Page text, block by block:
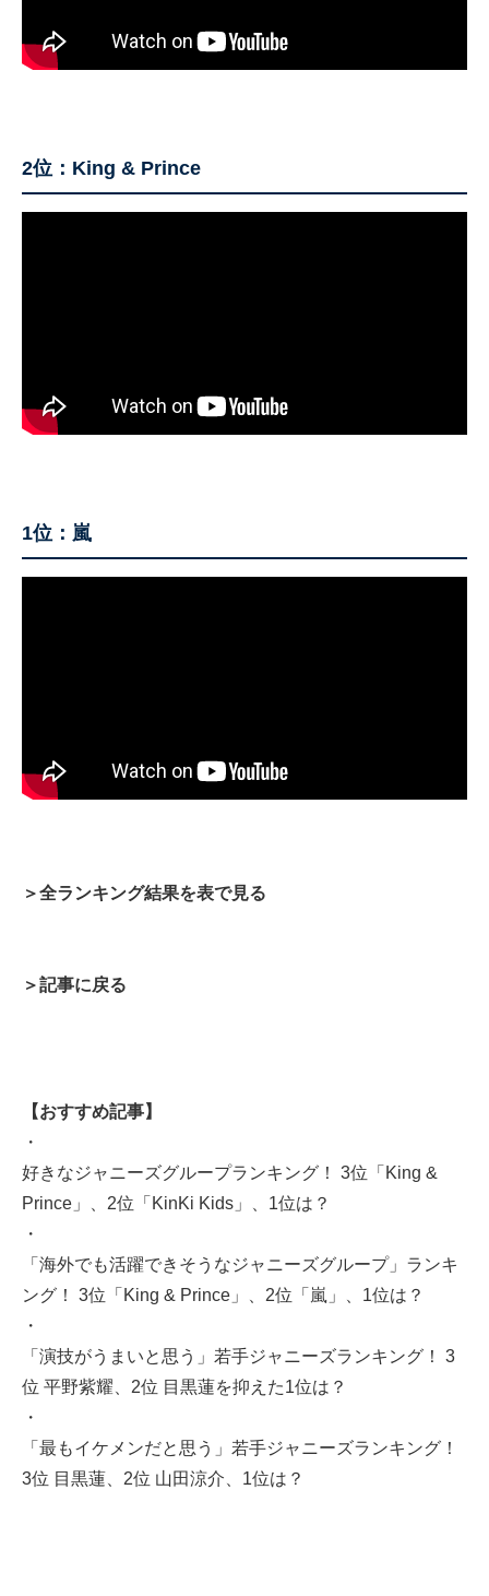
2位：King & Prince
1位：嵐
＞全ランキング結果を表で見る
＞記事に戻る
【おすすめ記事】
・
好きなジャニーズグループランキング！ 3位「King &
Prince」、2位「KinKi Kids」、1位は？
・
「海外でも活躍できそうなジャニーズグループ」ランキ
ング！ 3位「King & Prince」、2位「嵐」、1位は？
・
「演技がうまいと思う」若手ジャニーズランキング！ 3
位 平野紫耀、2位 目黒蓮を抑えた1位は？
・
「最もイケメンだと思う」若手ジャニーズランキング！
3位 目黒蓮、2位 山田涼介、1位は？